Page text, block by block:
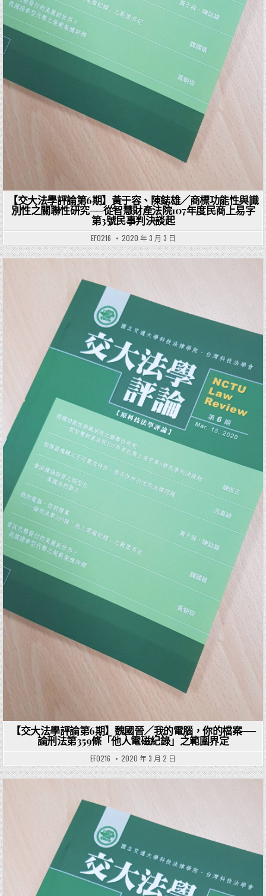
【交大法學評論第6期】黃于容、陳鋕雄／商標功能性與識
別性之關聯性研究──從智慧財產法院107年度民商上易字
第3號民事判決談起
EF0216 2020 年 3 月 3 日
Posted in
【交大法學評論第6期】魏國晉／我的電腦，你的檔案──
論刑法第359條「他人電磁紀錄」之範圍界定
EF0216 2020 年 3 月 2 日
Posted in